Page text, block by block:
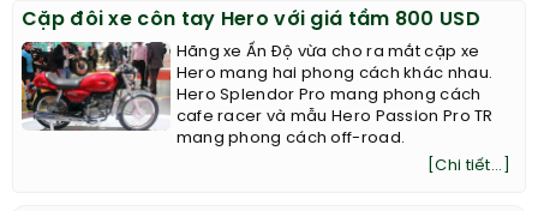
Cặp đôi xe côn tay Hero với giá tầm 800 USD
Hãng xe Ấn Độ vừa cho ra mắt cặp xe
Hero mang hai phong cách khác nhau.
Hero Splendor Pro mang phong cách
cafe racer và mẫu Hero Passion Pro TR
mang phong cách off-road.
[Chi tiết...]